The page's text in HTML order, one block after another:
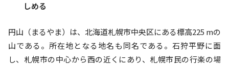
しめる
円山（まるやま）は、北海道札幌市中央区にある標高225 mの
山である。所在地となる地名も同名である。石狩平野に面
し、札幌市の中心から西の近くにあり、札幌市民の行楽の場